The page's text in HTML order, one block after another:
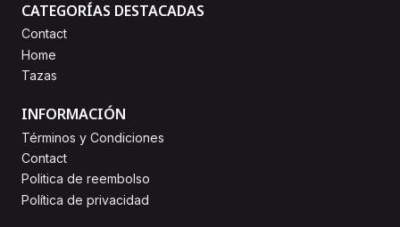
CATEGORÍAS DESTACADAS
Contact
Home
Tazas
INFORMACIÓN
Términos y Condiciones
Contact
Politica de reembolso
Política de privacidad